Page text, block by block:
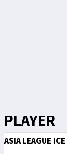
PLAYER
ASIA LEAGUE